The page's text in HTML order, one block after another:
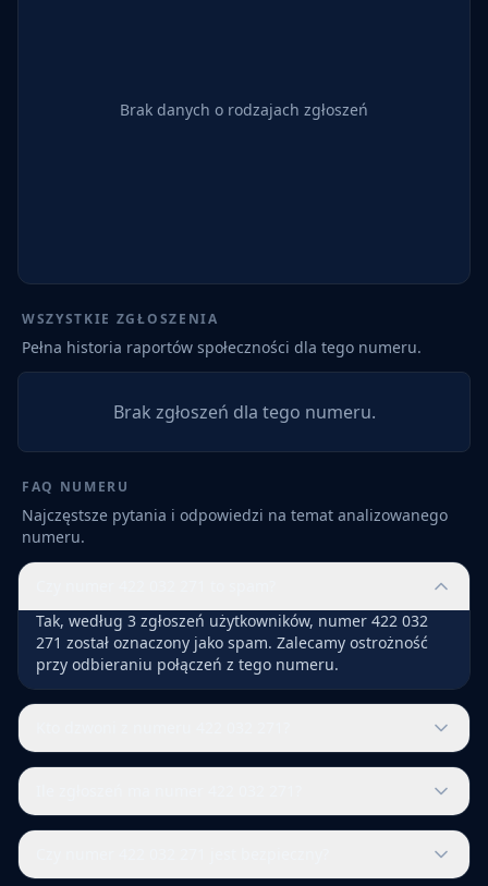
Brak danych o rodzajach zgłoszeń
WSZYSTKIE ZGŁOSZENIA
Pełna historia raportów społeczności dla tego numeru.
Brak zgłoszeń dla tego numeru.
FAQ NUMERU
Najczęstsze pytania i odpowiedzi na temat analizowanego
numeru.
Tak, według 3 zgłoszeń użytkowników, numer 422 032
271 został oznaczony jako spam. Zalecamy ostrożność
przy odbieraniu połączeń z tego numeru.